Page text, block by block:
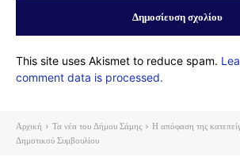
This site uses Akismet to reduce spam.
comment data is processed.